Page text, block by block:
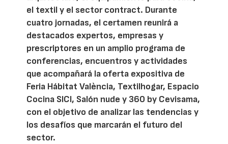
el textil y el sector contract. Durante
cuatro jornadas, el certamen reunirá a
destacados expertos, empresas y
prescriptores en un amplio programa de
conferencias, encuentros y actividades
que acompañará la oferta expositiva de
Feria Hábitat València, Textilhogar, Espacio
Cocina SICI, Salón nude y 360 by Cevisama,
con el objetivo de analizar las tendencias y
los desafíos que marcarán el futuro del
sector.